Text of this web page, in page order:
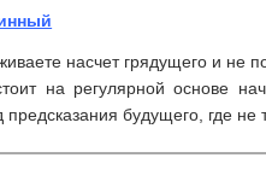
насчет грядущего и не
на регулярной основе
предсказания будущего, где